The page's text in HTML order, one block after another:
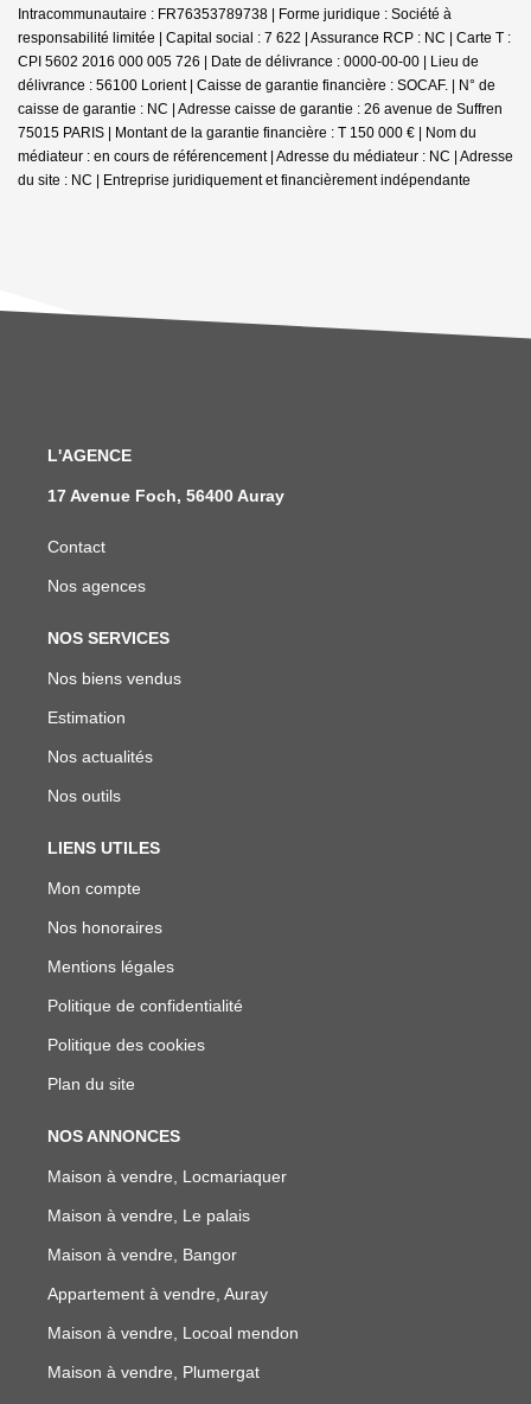
Intracommunautaire : FR76353789738 | Forme juridique : Société à
responsabilité limitée | Capital social : 7 622 | Assurance RCP : NC | Carte T :
CPI 5602 2016 000 005 726 | Date de délivrance : 0000-00-00 | Lieu de
délivrance : 56100 Lorient | Caisse de garantie financière : SOCAF. | N° de
caisse de garantie : NC | Adresse caisse de garantie : 26 avenue de Suffren
75015 PARIS | Montant de la garantie financière : T 150 000 € | Nom du
médiateur : en cours de référencement | Adresse du médiateur : NC | Adresse
du site : NC | Entreprise juridiquement et financièrement indépendante
L'AGENCE
17 Avenue Foch, 56400 Auray
Contact
Nos agences
NOS SERVICES
Nos biens vendus
Estimation
Nos actualités
Nos outils
LIENS UTILES
Mon compte
Nos honoraires
Mentions légales
Politique de confidentialité
Politique des cookies
Plan du site
NOS ANNONCES
Maison à vendre, Locmariaquer
Maison à vendre, Le palais
Maison à vendre, Bangor
Appartement à vendre, Auray
Maison à vendre, Locoal mendon
Maison à vendre, Plumergat